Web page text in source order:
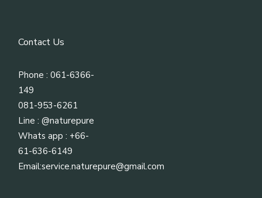
Contact Us
Phone : 061-6366-
149
081-953-6261
Line : @naturepure
Whats app : +66-
61-636-6149
Email:service.naturepure@gmail.com